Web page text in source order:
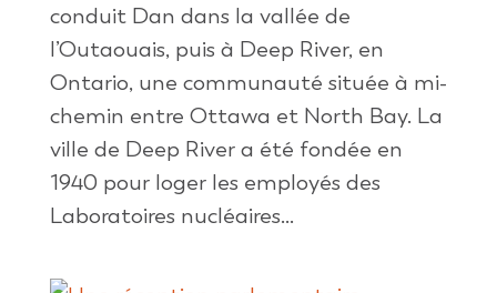
conduit Dan dans la vallée de
l’Outaouais, puis à Deep River, en
Ontario, une communauté située à mi-
chemin entre Ottawa et North Bay. La
ville de Deep River a été fondée en
1940 pour loger les employés des
Laboratoires nucléaires...